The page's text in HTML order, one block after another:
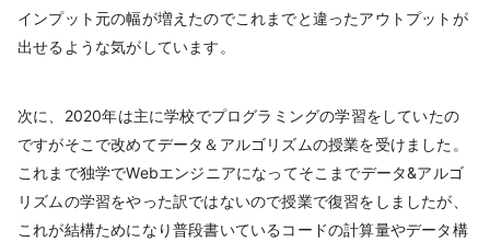
インプット元の幅が増えたのでこれまでと違ったアウトプットが
出せるような気がしています。
次に、2020年は主に学校でプログラミングの学習をしていたの
ですがそこで改めてデータ＆アルゴリズムの授業を受けました。
これまで独学でWebエンジニアになってそこまでデータ&アルゴ
リズムの学習をやった訳ではないので授業で復習をしましたが、
これが結構ためになり普段書いているコードの計算量やデータ構